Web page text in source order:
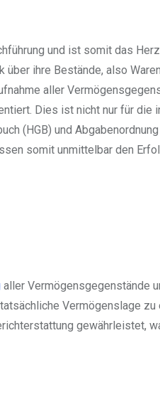
und ist somit das
über ihre Bestände, also
aller
Dies ist nicht nur für die
(HGB) und
somit unmittelbar den
aller Vermögensgegenstände
Vermögenslage
gewährleistet,